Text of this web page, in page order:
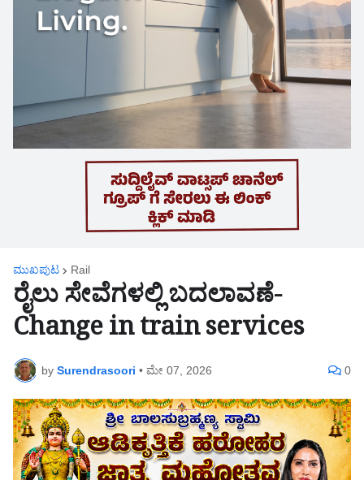
ಮುಖಪುಟ Rail
ರೈಲು ಸೇವೆಗಳಲ್ಲಿ ಬದಲಾವಣೆ-
Change in train services
by Surendrasoori • ಮೇ 07, 2026 0